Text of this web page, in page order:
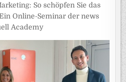
So schöpfen Sie das
Online-Seminar der news
Academy